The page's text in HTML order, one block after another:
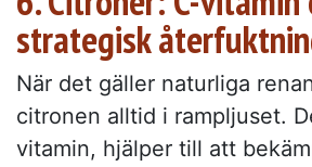
strategisk
När det gäller naturliga
citronen alltid i rampljuset.
vitamin, hjälper till att